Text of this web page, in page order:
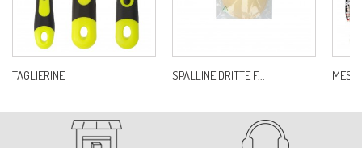
TAGLIERINE SPALLINE DRITTE F... MES